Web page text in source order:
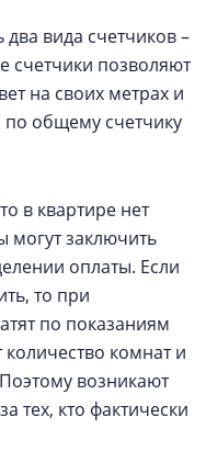
вида счетчиков –
позволяют
на своих метрах и
по общему счетчику
в квартире нет
могут заключить
оплаты. Если
то при
по показаниям
комнат и
возникают
тех, кто фактически